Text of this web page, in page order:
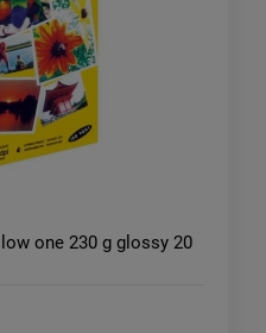
one 230 g glossy 20